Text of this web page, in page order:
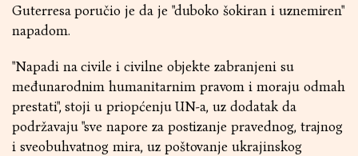
Guterresa poručio je da je "duboko šokiran i uznemiren"
napadom.
"Napadi na civile i civilne objekte zabranjeni su
međunarodnim humanitarnim pravom i moraju odmah
prestati", stoji u priopćenju UN-a, uz dodatak da
podržavaju "sve napore za postizanje pravednog, trajnog
i sveobuhvatnog mira, uz poštovanje ukrajinskog